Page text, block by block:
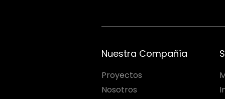
Nuestra Compañía
Proyectos
Nosotros